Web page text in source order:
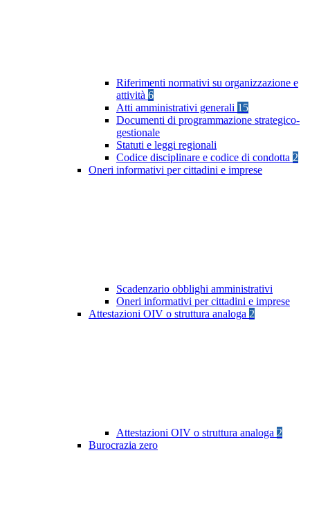
Riferimenti normativi su organizzazione e
attività 6
Atti amministrativi generali 15
Documenti di programmazione strategico-
gestionale
Statuti e leggi regionali
Codice disciplinare e codice di condotta 2
Oneri informativi per cittadini e imprese
Scadenzario obblighi amministrativi
Oneri informativi per cittadini e imprese
Attestazioni OIV o struttura analoga 2
Attestazioni OIV o struttura analoga 2
Burocrazia zero